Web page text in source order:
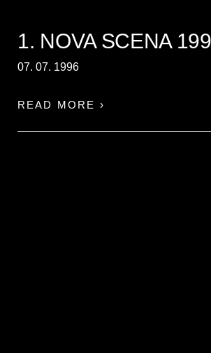
1. NOVA SCENA
07. 07. 1996
READ MORE ›